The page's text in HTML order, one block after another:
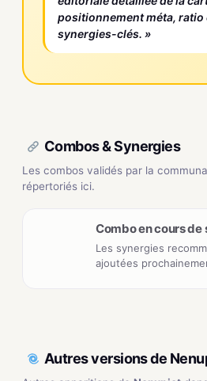
positionnement méta,
synergies-clés. »
Combos & Synergies
Les combos validés par la
répertoriés ici.
Combo en cours de
Les synergies
ajoutées
Autres versions de